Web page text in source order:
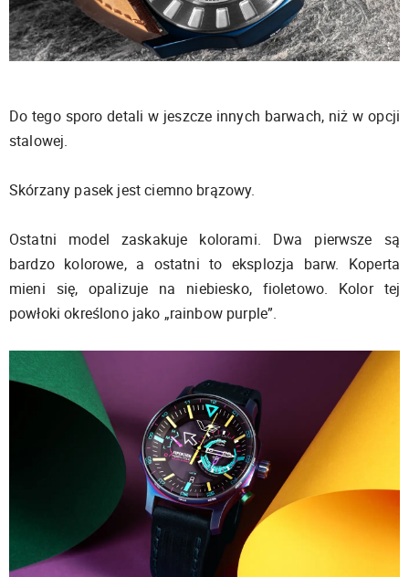
Do tego sporo detali w jeszcze innych barwach, niż w opcji
stalowej.
Skórzany pasek jest ciemno brązowy.
Ostatni model zaskakuje kolorami. Dwa pierwsze są
bardzo kolorowe, a ostatni to eksplozja barw. Koperta
mieni się, opalizuje na niebiesko, fioletowo. Kolor tej
powłoki określono jako „rainbow purple”.